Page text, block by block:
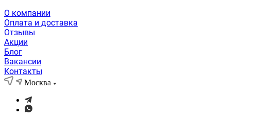
О компании
Оплата и доставка
Отзывы
Акции
Блог
Вакансии
Контакты
Москва